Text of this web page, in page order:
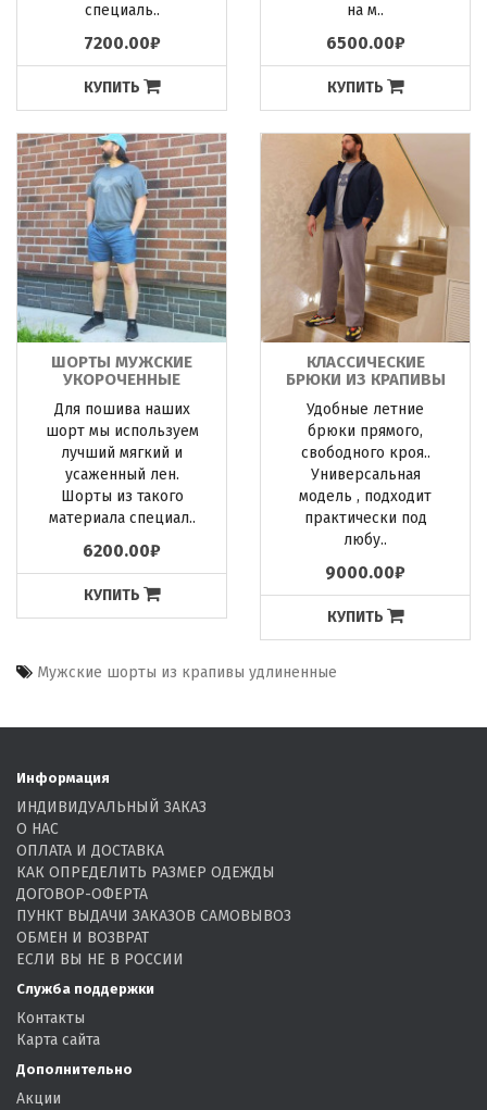
специаль..
7200.00₽
КУПИТЬ
на м..
6500.00₽
КУПИТЬ
ШОРТЫ МУЖСКИЕ
УКОРОЧЕННЫЕ
Для пошива наших
шорт мы используем
лучший мягкий и
усаженный лен.
Шорты из такого
материала специал..
6200.00₽
КУПИТЬ
КЛАССИЧЕСКИЕ
БРЮКИ ИЗ КРАПИВЫ
Удобные летние
брюки прямого,
свободного кроя..
Универсальная
модель , подходит
практически под
любу..
9000.00₽
КУПИТЬ
Мужские шорты из крапивы удлиненные
Информация
ИНДИВИДУАЛЬНЫЙ ЗАКАЗ
О НАС
ОПЛАТА И ДОСТАВКА
КАК ОПРЕДЕЛИТЬ РАЗМЕР ОДЕЖДЫ
ДОГОВОР-ОФЕРТА
ПУНКТ ВЫДАЧИ ЗАКАЗОВ САМОВЫВОЗ
ОБМЕН И ВОЗВРАТ
ЕСЛИ ВЫ НЕ В РОССИИ
Служба поддержки
Контакты
Карта сайта
Дополнительно
Акции